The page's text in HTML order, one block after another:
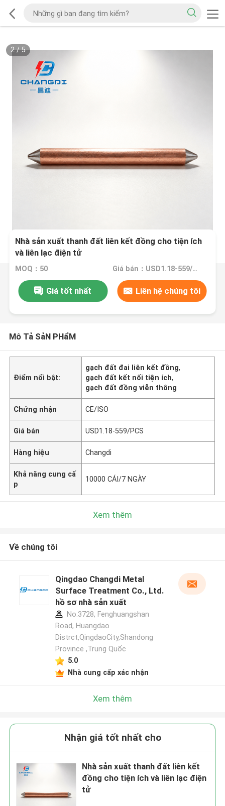
2/5
Nhà sản xuất thanh đất liên kết đồng cho tiện ích
và liên lạc điện tử
MOQ：50 Giá bán：USD1.18-559/PCS
Giá tốt nhất Liên hệ chúng tôi
Mô Tả SảN PHẩM
Điểm nổi bật:
gạch đất đai liên kết đồng,
gạch đất kết nối tiện ích,
gạch đất đồng viễn thông
Chứng nhận CE/ISO
Giá bán USD1.18-559/PCS
Hàng hiệu Changdi
Khả năng cung cấ
p
10000 CÁI/7 NGÀY
Xem thêm
Về chúng tôi
Qingdao Changdi Metal
Surface Treatment Co., Ltd.
hồ sơ nhà sản xuất
No.3728, Fenghuangshan
Road, Huangdao
Distrct,QingdaoCity,Shandong
Province ,Trung Quốc
5.0
Nhà cung cấp xác nhận
Xem thêm
Nhận giá tốt nhất cho
Nhà sản xuất thanh đất liên kết
đồng cho tiện ích và liên lạc điện
tử